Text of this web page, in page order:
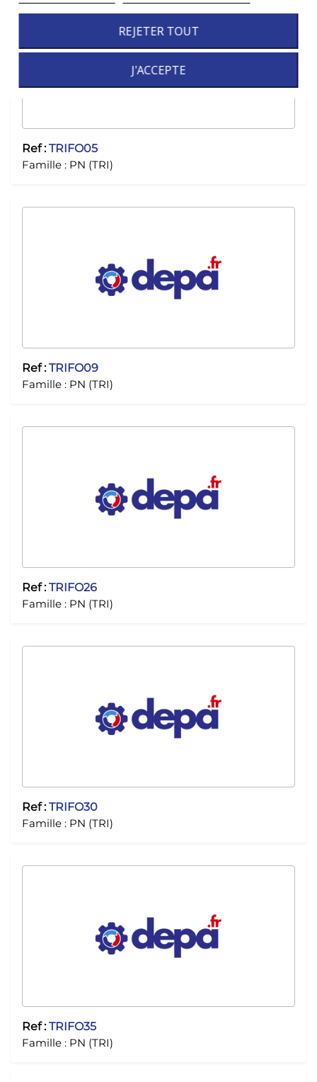
REJETER TOUT
J'ACCEPTE
Ref :TRIFO05
Famille : PN (TRI)
Ref :TRIFO09
Famille : PN (TRI)
Ref :TRIFO26
Famille : PN (TRI)
Ref :TRIFO30
Famille : PN (TRI)
Ref :TRIFO35
Famille : PN (TRI)